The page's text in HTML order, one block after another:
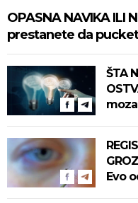
OPASNA NAVIKA ILI
prestanete da
ŠTA
Evo